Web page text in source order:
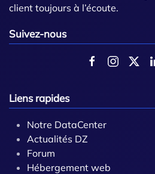
client toujours à l’écoute.
Suivez-nous
Liens rapides
Notre DataCenter
Actualités DZ
Forum
Hébergement web